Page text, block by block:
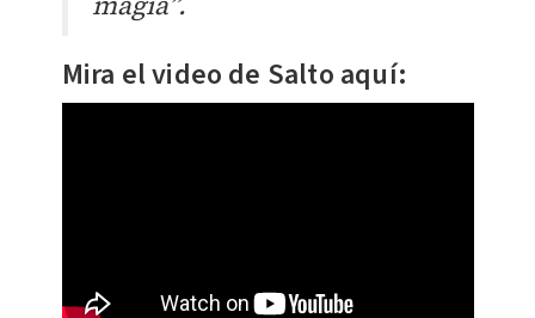
Mira el video de Salto aquí: